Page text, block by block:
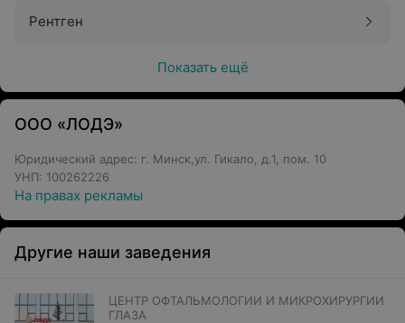
Рентген
Показать ещё
ООО «ЛОДЭ»
Юридический адрес: г. Минск,ул. Гикало, д.1, пом. 10
УНП: 100262226
На правах рекламы
Другие наши заведения
ЦЕНТР ОФТАЛЬМОЛОГИИ И МИКРОХИРУРГИИ
ГЛАЗА